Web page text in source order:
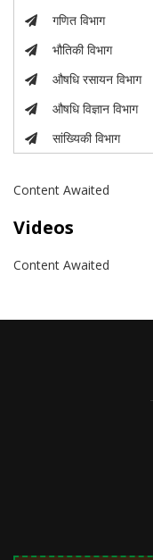
गणित विभाग
भौतिकी विभाग
औषधि रसायन विभाग
औषधि विज्ञान विभाग
सांख्यिकी विभाग
Content Awaited
Videos
Content Awaited